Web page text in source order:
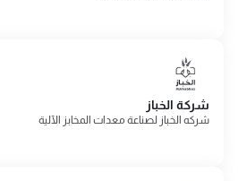
شركة الخباز
شركه الخباز لصناعة معدات المخابز الآلية